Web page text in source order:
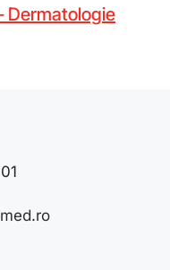
Dermatologie